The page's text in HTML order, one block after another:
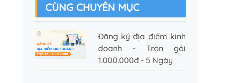
CÙNG CHUYÊN MỤC
Đăng ký địa điểm kinh
doanh - Trọn gói
1.000.000đ - 5 Ngày